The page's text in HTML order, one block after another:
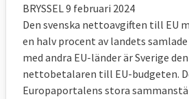
BRYSSEL 9 februari 2024
Den svenska nettoavgiften till EU
en halv procent av landets
med andra EU-länder är Sverige
nettobetalaren till EU-budgeten.
Europaportalens stora